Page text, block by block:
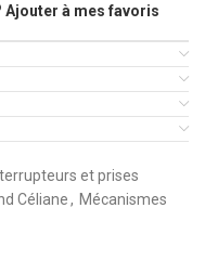
Ajouter à mes favoris
et prises
Céliane, Mécanismes